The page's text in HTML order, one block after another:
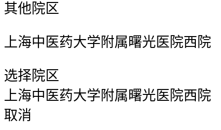
其他院区
上海中医药大学附属曙光医院西院
选择院区
上海中医药大学附属曙光医院西院
取消